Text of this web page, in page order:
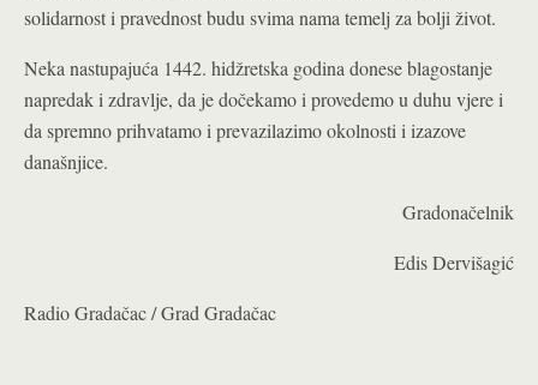
solidarnost i pravednost budu svima nama temelj za bolji život.
Neka nastupajuća 1442. hidžretska godina donese blagostanje
napredak i zdravlje, da je dočekamo i provedemo u duhu vjere i
da spremno prihvatamo i prevazilazimo okolnosti i izazove
današnjice.
Gradonačelnik
Edis Dervišagić
Radio Gradačac / Grad Gradačac